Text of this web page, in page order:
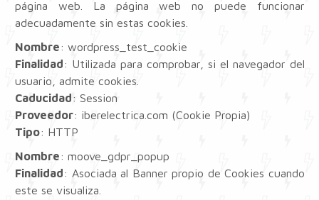
página web. La página web no puede funcionar
adecuadamente sin estas cookies.
Nombre: wordpress_test_cookie
Finalidad: Utilizada para comprobar, si el navegador del
usuario, admite cookies.
Caducidad: Session
Proveedor: iberelectrica.com (Cookie Propia)
Tipo: HTTP
Nombre: moove_gdpr_popup
Finalidad: Asociada al Banner propio de Cookies cuando
este se visualiza.